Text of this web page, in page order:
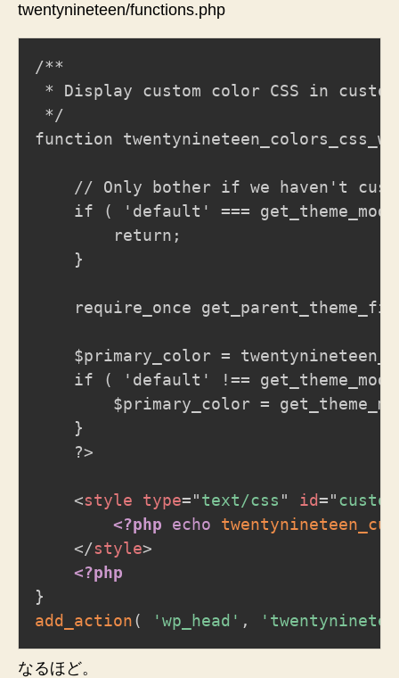
twentynineteen/functions.php
/**
* Display custom color CSS in
*/
function
<style type="text/css " id="
<?php
echo
</style>
<?php
}
add_action( 'wp_head' ,
なるほど。